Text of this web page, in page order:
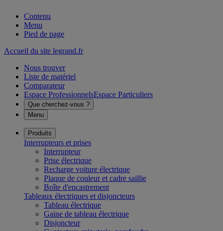
Contenu
Menu
Pied de page
Accueil du site legrand.fr
Nous trouver
Liste de matériel
Comparateur
Espace ProfessionnelsEspace Particuliers
Que cherchez-vous ?
Menu
Produits
Interrupteurs et prises
Interrupteur
Prise électrique
Recharge voiture électrique
Plaque de couleur et cadre saillie
Boîte d'encastrement
Tableaux électriques et disjoncteurs
Tableau électrique
Gaine de tableau électrique
Disjoncteur